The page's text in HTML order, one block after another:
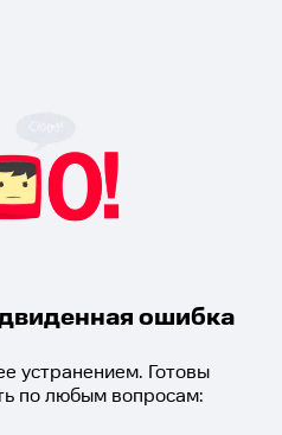
ошибка
устранением. Готовы
по любым вопросам: